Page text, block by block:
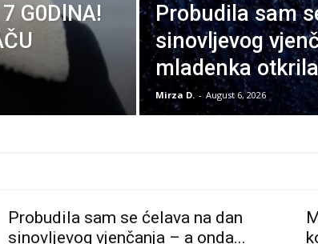
G0DlNA!
Probudila sam
sinovljevog
mladenka
Mirza D. - August 6, 2026
Probudila sam se ćelava na dan
sinovljevog vjenčanja – a onda...